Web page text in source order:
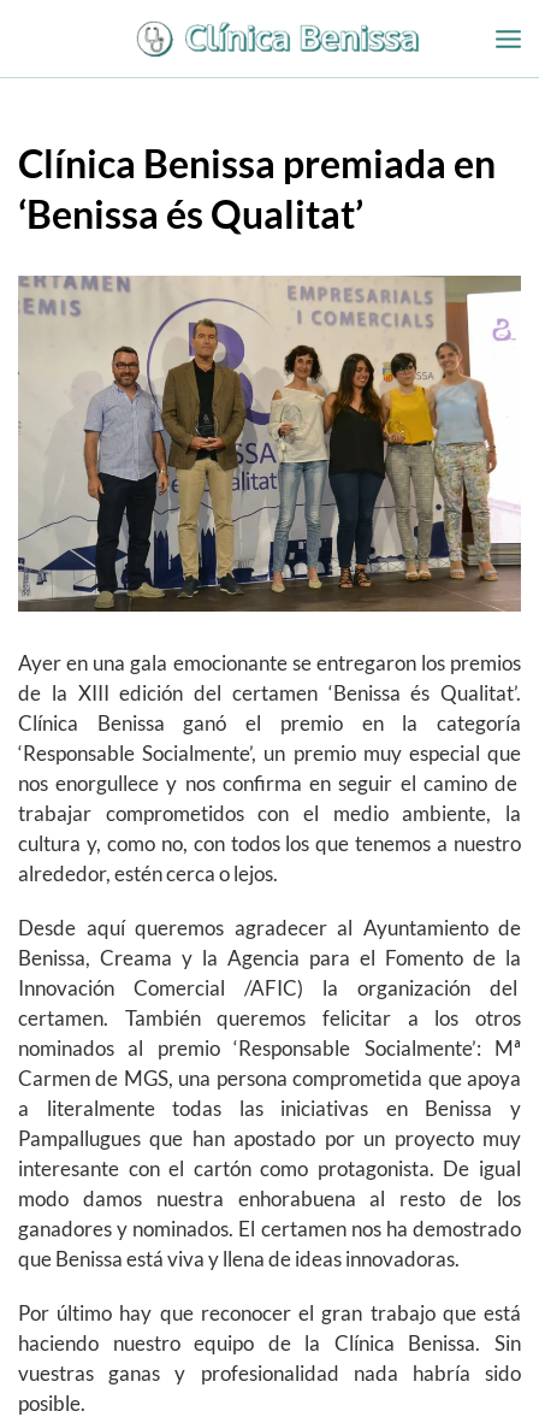
contenido
Clínica Benissa premiada en
‘Benissa és Qualitat’
Ayer en una gala emocionante se entregaron los premios
de la XIII edición del certamen ‘Benissa és Qualitat’.
Clínica Benissa ganó el premio en la categoría
‘Responsable Socialmente’, un premio muy especial que
nos enorgullece y nos confirma en seguir el camino de
trabajar comprometidos con el medio ambiente, la
cultura y, como no, con todos los que tenemos a nuestro
alrededor, estén cerca o lejos.
Desde aquí queremos agradecer al Ayuntamiento de
Benissa, Creama y la Agencia para el Fomento de la
Innovación Comercial /AFIC) la organización del
certamen. También queremos felicitar a los otros
nominados al premio ‘Responsable Socialmente’: Mª
Carmen de MGS, una persona comprometida que apoya
a literalmente todas las iniciativas en Benissa y
Pampallugues que han apostado por un proyecto muy
interesante con el cartón como protagonista. De igual
modo damos nuestra enhorabuena al resto de los
ganadores y nominados. El certamen nos ha demostrado
que Benissa está viva y llena de ideas innovadoras.
Por último hay que reconocer el gran trabajo que está
haciendo nuestro equipo de la Clínica Benissa. Sin
vuestras ganas y profesionalidad nada habría sido
posible.